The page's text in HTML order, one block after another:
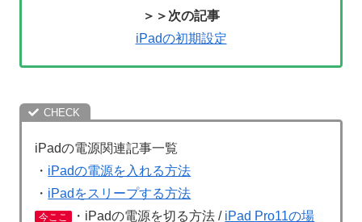
＞＞次の記事
iPadの初期設定
iPadの電源関連記事一覧
・ iPadの電源を入れる方法
・ iPadをスリープする方法
今ここ ・iPadの電源を切る方法 / iPad Pro11の場